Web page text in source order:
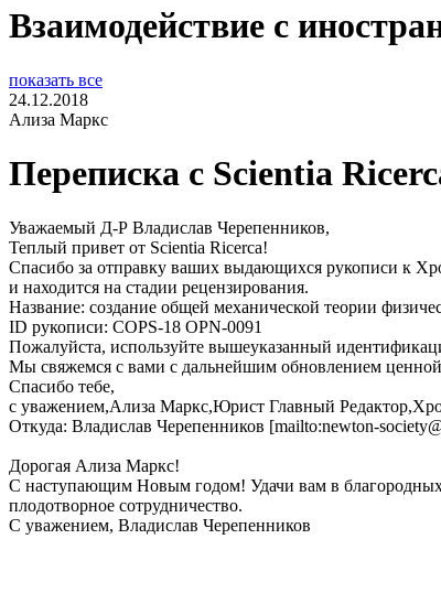
Взаимодействие с
показать все
24.12.2018
Ализа Маркс
Переписка с Scientia
Уважаемый Д-Р Владислав Черепенников,
Теплый привет от Scientia Ricerca!
Спасибо за отправку ваших выдающихся рукописи к
и находится на стадии рецензирования.
Название: создание общей механической теории
ID рукописи: COPS-18 OPN-0091
Пожалуйста, используйте вышеуказанный
Мы свяжемся с вами с дальнейшим обновлением ценной
Спасибо тебе,
с уважением,Ализа Маркс,Юрист Главный
Откуда: Владислав Черепенников [mailto:newton-
Дорогая Ализа Маркс!
С наступающим Новым годом! Удачи вам в благородных
плодотворное сотрудничество.
С уважением, Владислав Черепенников